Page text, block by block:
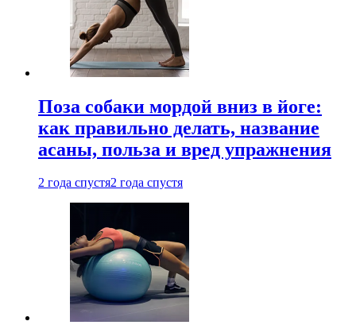
Поза собаки мордой вниз в йоге:
как правильно делать, название
асаны, польза и вред упражнения
2 года спустя2 года спустя